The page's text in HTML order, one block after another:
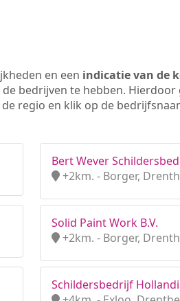
en een indicatie van de
bedrijven te hebben.
regio en klik op de
Bert Wever
+2km. - Borger,
Solid Paint Work B.V.
+2km. - Borger,
Schildersbedrijf